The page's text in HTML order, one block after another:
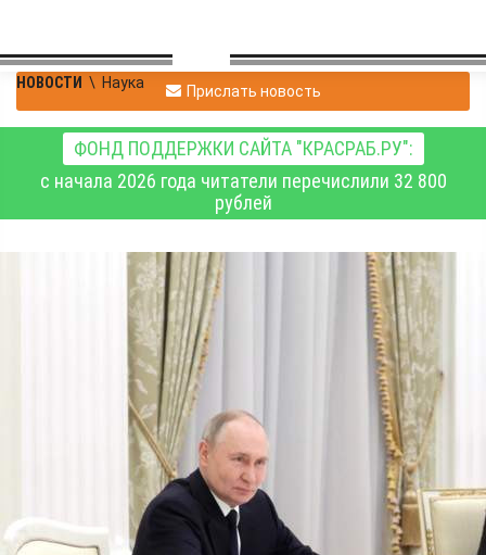
НОВОСТИ \ Наука Прислать новость
ФОНД ПОДДЕРЖКИ САЙТА "КРАСРАБ.РУ":
с начала 2026 года читатели перечислили 32 800
рублей
Елена Корочкина: «Нам
нужно делать упор на
развитие молочного
животноводства»
Наука